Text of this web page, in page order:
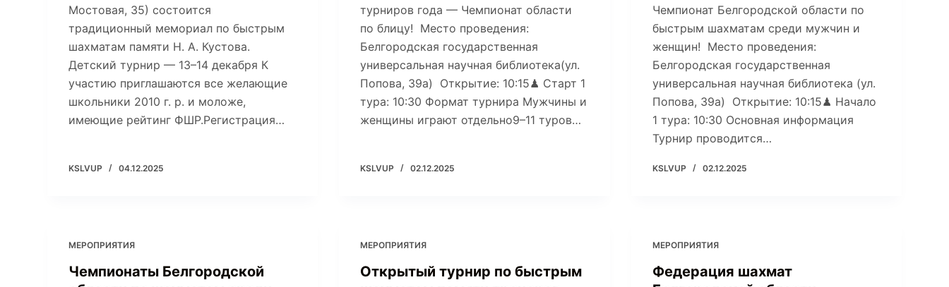
Мостовая, 35) состоится
традиционный мемориал по быстрым
шахматам памяти Н. А. Кустова.
Детский турнир — 13–14 декабря К
участию приглашаются все желающие
школьники 2010 г. р. и моложе,
имеющие рейтинг ФШР.Регистрация…
KSLVUP 04.12.2025
турниров года — Чемпионат области
по блицу! Место проведения:
Белгородская государственная
универсальная научная библиотека(ул.
Попова, 39а) Открытие: 10:15♟ Старт 1
тура: 10:30 Формат турнира Мужчины и
женщины играют отдельно9–11 туров…
KSLVUP 02.12.2025
Чемпионат Белгородской области по
быстрым шахматам среди мужчин и
женщин! Место проведения:
Белгородская государственная
универсальная научная библиотека (ул.
Попова, 39а) Открытие: 10:15♟ Начало
1 тура: 10:30 Основная информация
Турнир проводится…
KSLVUP 02.12.2025
МЕРОПРИЯТИЯ
Чемпионаты Белгородской
МЕРОПРИЯТИЯ
Открытый турнир по быстрым
МЕРОПРИЯТИЯ
Федерация шахмат